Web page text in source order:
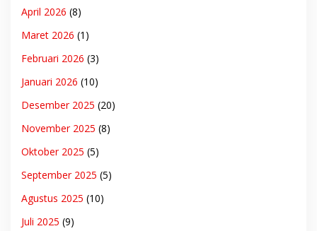
April 2026 (8)
Maret 2026 (1)
Februari 2026 (3)
Januari 2026 (10)
Desember 2025 (20)
November 2025 (8)
Oktober 2025 (5)
September 2025 (5)
Agustus 2025 (10)
Juli 2025 (9)